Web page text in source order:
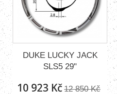
DUKE LUCKY JACK
SLS5 29"
10 923 Kč 12 850 Kč